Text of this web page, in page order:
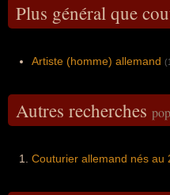
Plus général que
Artiste (homme) allemand
Autres recherches
Couturier allemand nés au